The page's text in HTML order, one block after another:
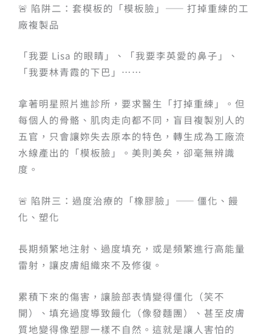
🚨 陷阱二：套模板的「模板臉」—— 打掉重練的工
廠複製品
「我要 Lisa 的眼睛」、「我要李英愛的鼻子」、
「我要林青霞的下巴」……
拿著明星照片進診所，要求醫生「打掉重練」。但
每個人的骨骼、肌肉走向都不同，盲目複製別人的
五官，只會讓妳失去原本的特色，轉生成為工廠流
水線產出的「模板臉」。美則美矣，卻毫無辨識
度。
🚨 陷阱三：過度治療的「橡膠臉」—— 僵化、饅
化、塑化
長期頻繁地注射、過度填充，或是頻繁進行高能量
雷射，讓皮膚組織來不及修復。
累積下來的傷害，讓臉部表情變得僵化（笑不
開）、填充過度導致饅化（像發麵團）、甚至皮膚
質地變得像塑膠一樣不自然。這就是讓人害怕的